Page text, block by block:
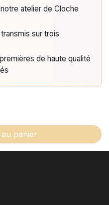
atelier de Cloche
sur trois
de haute qualité
panier